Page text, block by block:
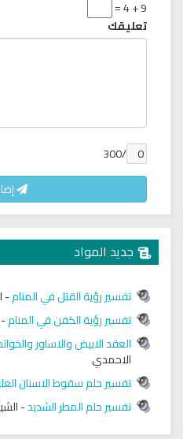
9 + 4 =
تعليقك
/300
جديد المواد
تفسير رؤية القتل في المنام-
تفسير رؤية الكفن في المنام-
العقد الابيض والاساور
الاحمدي
تفسير حلم سقوط الاسنان
تفسير حلم المطر الشديد-